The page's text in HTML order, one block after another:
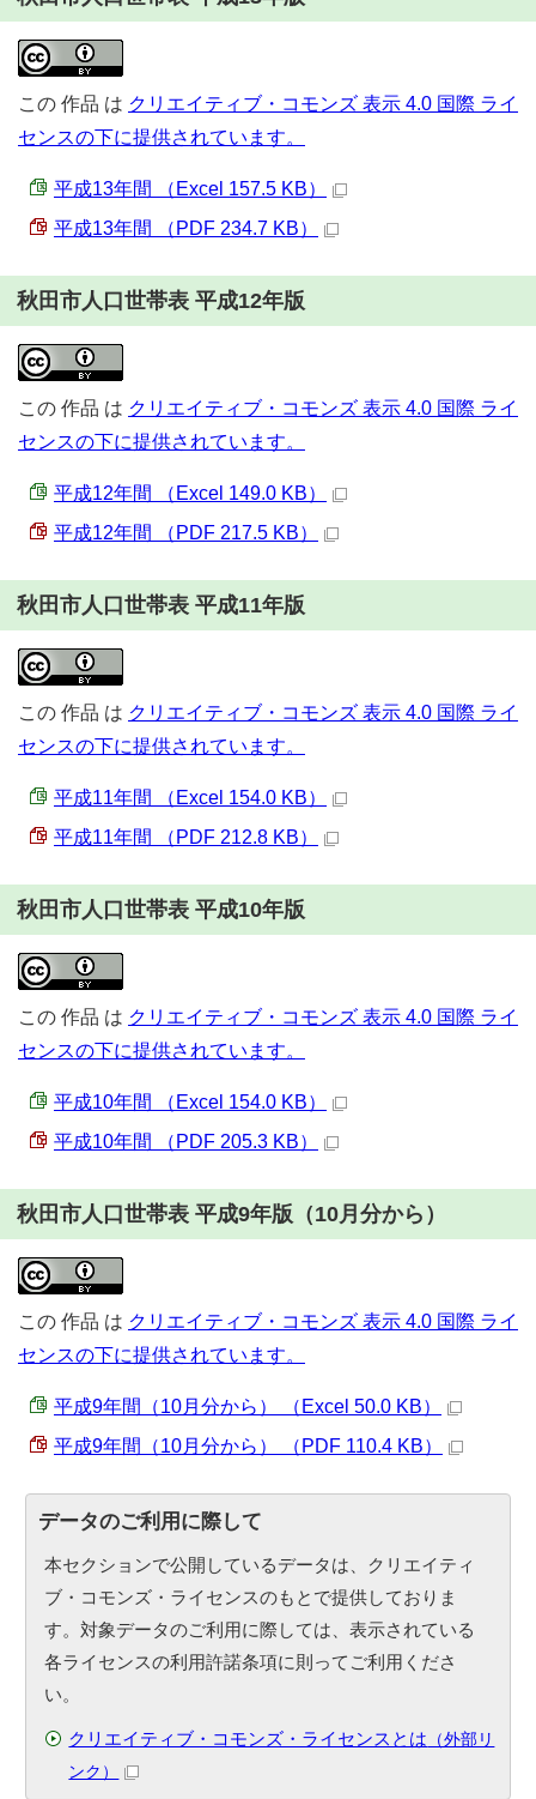
この 作品 は クリエイティブ・コモンズ 表示 4.0 国際 ライ
センスの下に提供されています。
平成13年間 （Excel 157.5 KB）
平成13年間 （PDF 234.7 KB）
秋田市人口世帯表 平成12年版
この 作品 は クリエイティブ・コモンズ 表示 4.0 国際 ライ
センスの下に提供されています。
平成12年間 （Excel 149.0 KB）
平成12年間 （PDF 217.5 KB）
秋田市人口世帯表 平成11年版
この 作品 は クリエイティブ・コモンズ 表示 4.0 国際 ライ
センスの下に提供されています。
平成11年間 （Excel 154.0 KB）
平成11年間 （PDF 212.8 KB）
秋田市人口世帯表 平成10年版
この 作品 は クリエイティブ・コモンズ 表示 4.0 国際 ライ
センスの下に提供されています。
平成10年間 （Excel 154.0 KB）
平成10年間 （PDF 205.3 KB）
秋田市人口世帯表 平成9年版（10月分から）
この 作品 は クリエイティブ・コモンズ 表示 4.0 国際 ライ
センスの下に提供されています。
平成9年間（10月分から） （Excel 50.0 KB）
平成9年間（10月分から） （PDF 110.4 KB）
データのご利用に際して
本セクションで公開しているデータは、クリエイティ
ブ・コモンズ・ライセンスのもとで提供しておりま
す。対象データのご利用に際しては、表示されている
各ライセンスの利用許諾条項に則ってご利用くださ
い。
クリエイティブ・コモンズ・ライセンスとは （外部リ
ンク）